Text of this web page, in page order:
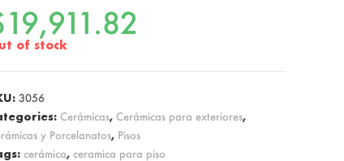
19,911.82
of stock
3056
Cerámicas, Cerámicas para exteriores,
y Porcelanatos, Pisos
cerámica,ceramica para piso